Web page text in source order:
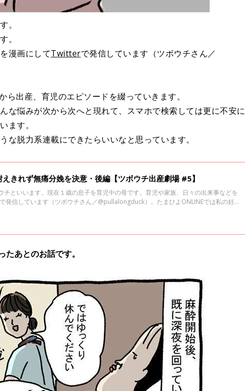
。
。
漫画にしてTwitterで発信しています（ツボウチさん／
出産、育児のエピソードを綴っていきます。
な悩みが次から次へと現れて、スマホで検索しては更に不安に
ます。
な脱力系連載にできたらいいなと思っています。
きれず無痛分娩を決意・後編【ツボウチ出産劇場 #5】
チといいます。現在１歳の息子を育児中の母です。育児や家族、日々の出来事などを
発信しています（ツボウチさん／@pullalongduck）。たまひよONLINEでは私の妊
あとのお話です。